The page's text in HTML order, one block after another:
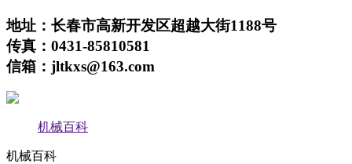
地址：长春市高新开发区超越大街1188号
传真：0431-85810581
信箱：jltkxs@163.com
机械百科
机械百科